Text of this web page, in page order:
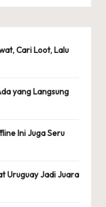
Cari Loot, Lalu
yang Langsung
Ini Juga Seru
Uruguay Jadi Juara